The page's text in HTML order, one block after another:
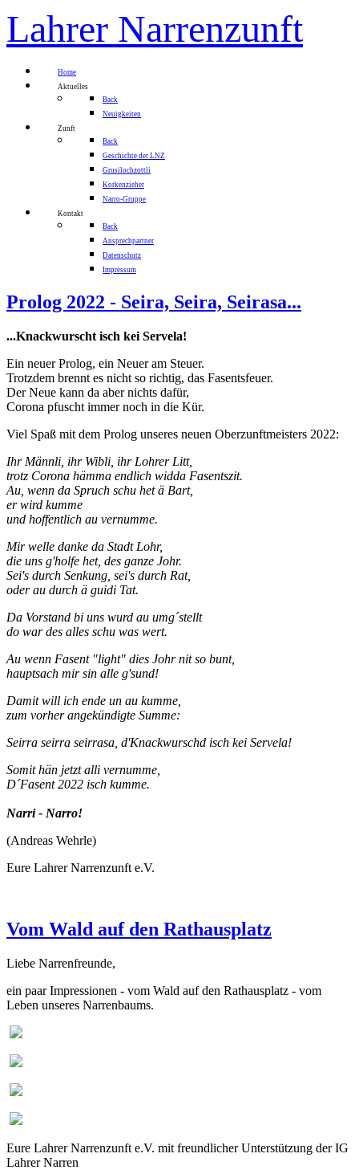
Lahrer Narrenzunft
Home
Aktuelles
Back
Neuigkeiten
Zunft
Back
Geschichte der LNZ
Grusilochzottli
Korkenzieher
Narro-Gruppe
Kontakt
Back
Ansprechpartner
Datenschutz
Impressum
Prolog 2022 - Seira, Seira, Seirasa...
...Knackwurscht isch kei Servela!
Ein neuer Prolog, ein Neuer am Steuer.
Trotzdem brennt es nicht so richtig, das Fasentsfeuer.
Der Neue kann da aber nichts dafür,
Corona pfuscht immer noch in die Kür.
Viel Spaß mit dem Prolog unseres neuen Oberzunftmeisters 2022:
Ihr Männli, ihr Wibli, ihr Lohrer Litt,
trotz Corona hämma endlich widda Fasentszit.
Au, wenn da Spruch schu het ä Bart,
er wird kumme
und hoffentlich au vernumme.
Mir welle danke da Stadt Lohr,
die uns g'holfe het, des ganze Johr.
Sei's durch Senkung, sei's durch Rat,
oder au durch ä guidi Tat.
Da Vorstand bi uns wurd au umg´stellt
do war des alles schu was wert.
Au wenn Fasent "light" dies Johr nit so bunt,
hauptsach mir sin alle g'sund!
Damit will ich ende un au kumme,
zum vorher angekündigte Summe:
Seirra seirra seirrasa, d'Knackwurschd isch kei Servela!
Somit hän jetzt alli vernumme,
D´Fasent 2022 isch kumme.
Narri - Narro!
(Andreas Wehrle)
Eure Lahrer Narrenzunft e.V.
Vom Wald auf den Rathausplatz
Liebe Narrenfreunde,
ein paar Impressionen - vom Wald auf den Rathausplatz - vom
Leben unseres Narrenbaums.
Eure Lahrer Narrenzunft e.V. mit freundlicher Unterstützung der IG
Lahrer Narren